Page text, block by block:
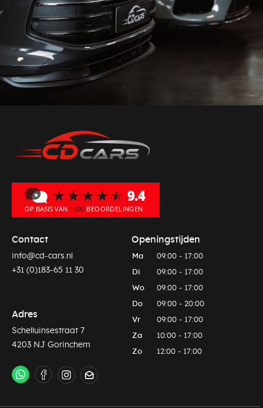
Contact
info@cd-cars.nl
+31 (0)183-65 11 30
Adres
Schelluinsestraat 7
4203 NJ Gorinchem
Openingstijden
Ma 09:00 - 17:00
Di 09:00 - 17:00
Wo 09:00 - 17:00
Do 09:00 - 20:00
Vr 09:00 - 17:00
Za 10:00 - 17:00
Zo 12:00 - 17:00